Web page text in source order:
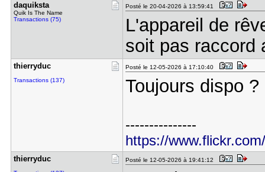
daquiksta
Quik Is The Name
Transactions (75)
Posté le 20-04-2026 à 13:59:41
L'appareil de
soit pas raccord
thierryduc
Transactions (137)
Posté le 12-05-2026 à 17:10:40
Toujours dispo
---------------
https://
thierryduc Posté le 12-05-2026 à 19:41:12